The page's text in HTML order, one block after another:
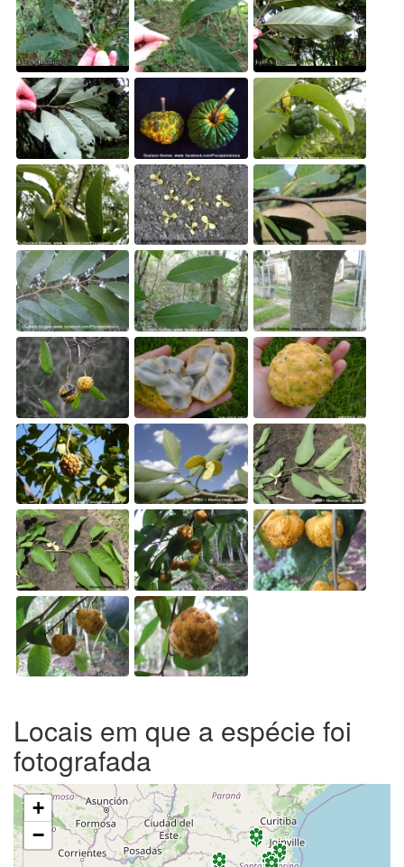
Locais em que a espécie foi
fotografada
+
−